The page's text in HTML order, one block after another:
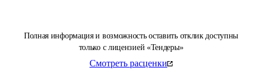
Полная информация и возможность оставить отклик доступны
только с лицензией «Тендеры»
Смотреть расценки